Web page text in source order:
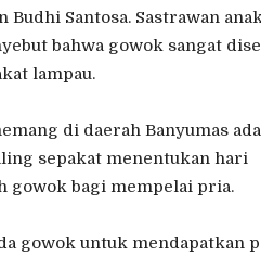
Santosa. Sastrawan
bahwa gowok sangat
lampau.
di daerah Banyumas
sepakat menentukan hari
gowok bagi mempelai pria.
gowok untuk mendapatkan